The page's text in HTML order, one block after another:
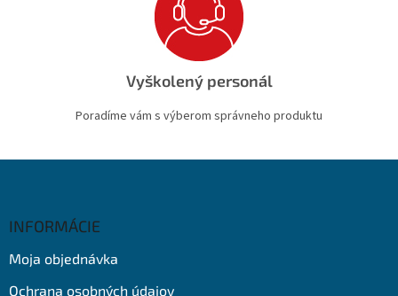
Vyškolený personál
Poradíme vám s výberom správneho produktu
INFORMÁCIE
Moja objednávka
Ochrana osobných údajov